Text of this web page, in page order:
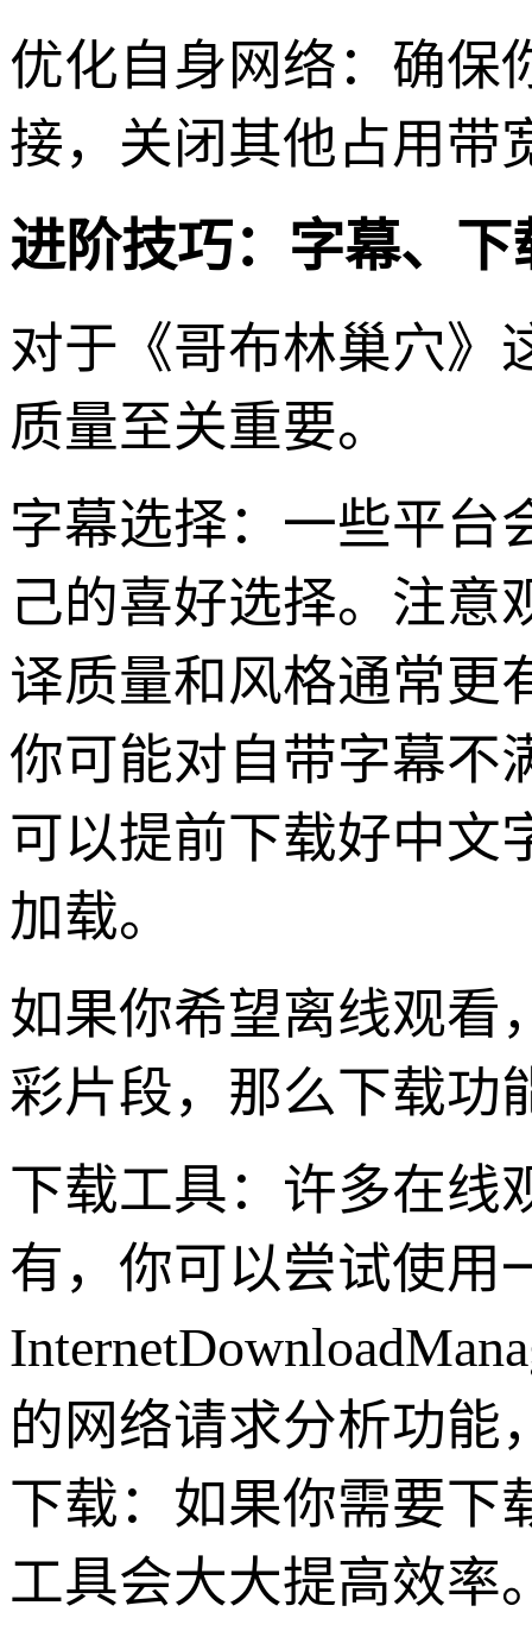
优化自身网络：确保
接，关闭其他占用带
进阶技巧：字幕、下
对于《哥布林巢穴》
质量至关重要。
字幕选择：一些平台
己的喜好选择。注意
译质量和风格通常更
你可能对自带字幕不
可以提前下载好中文
加载。
如果你希望离线观看
彩片段，那么下载功
下载工具：许多在线
有，你可以尝试使用
的网络请求分析功能
下载：如果你需要下
工具会大大提高效率